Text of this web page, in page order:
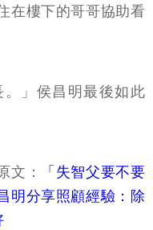
在樓下的哥哥協助看
。」侯昌明最後如此
文：
「失智父要不要
明分享照顧經驗：除